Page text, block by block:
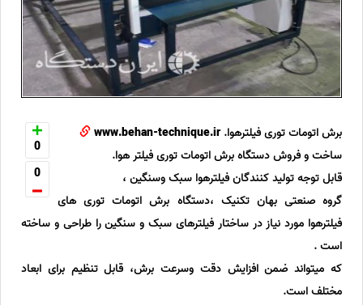
0
0
برش اتومات توری فیلترهوا.www.behan-technique.ir
ساخت و فروش دستگاه برش اتومات توری فیلتر هوا.
قابل توجه تولید کنندگان فیلترهوا سبک وسنگین ،
گروه صنعتی بهان تکنیک ،دستگاه برش اتومات توری های
فیلترهوا مورد نیاز در ساختار فیلترهای سبک و سنگین را طراحی و ساخته
است .
که میتواند ضمن افزایش دقت وسرعت برش، قابل تنظیم برای ابعاد
مختلف است.